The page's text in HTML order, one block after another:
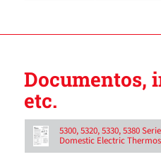
Documentos,
etc.
5300, 5320, 5330, 5380
Domestic Electric